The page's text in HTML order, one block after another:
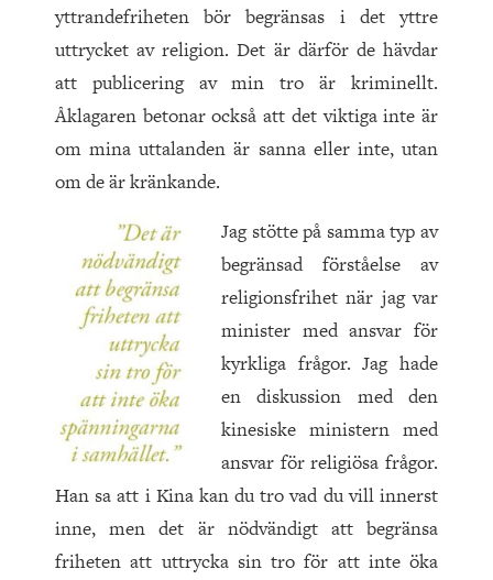
yttrandefriheten bör begränsas i det yttre
uttrycket av religion. Det är därför de hävdar
att publicering av min tro är kriminellt.
Åklagaren betonar också att det viktiga inte är
om mina uttalanden är sanna eller inte, utan
om de är kränkande.
Jag stötte på samma typ av
begränsad förståelse av
religionsfrihet när jag var
minister med ansvar för
kyrkliga frågor. Jag hade
en diskussion med den
kinesiske ministern med
ansvar för religiösa frågor.
Han sa att i Kina kan du tro vad du vill innerst
inne, men det är nödvändigt att begränsa
friheten att uttrycka sin tro för att inte öka